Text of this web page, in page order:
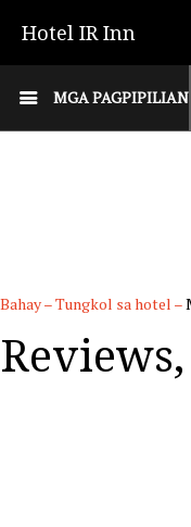
Hotel IR Inn
MGA PAGPIPILIAN
Bahay–Tungkol sa hotel –